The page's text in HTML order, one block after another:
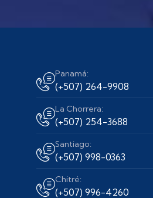
Panamá:
(+507) 264-9908
La Chorrera:
(+507) 254-3688
Santiago:
(+507) 998-0363
Chitré:
(+507) 996-4260